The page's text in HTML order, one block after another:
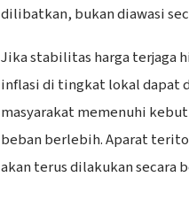
dilibatkan, bukan diawasi
Jika stabilitas harga terjaga
inflasi di tingkat lokal dapat
masyarakat memenuhi
beban berlebih. Aparat
akan terus dilakukan secara